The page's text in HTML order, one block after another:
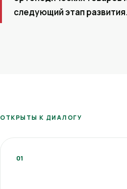
следующий этап
ОТКРЫТЫ К ДИАЛОГУ
01